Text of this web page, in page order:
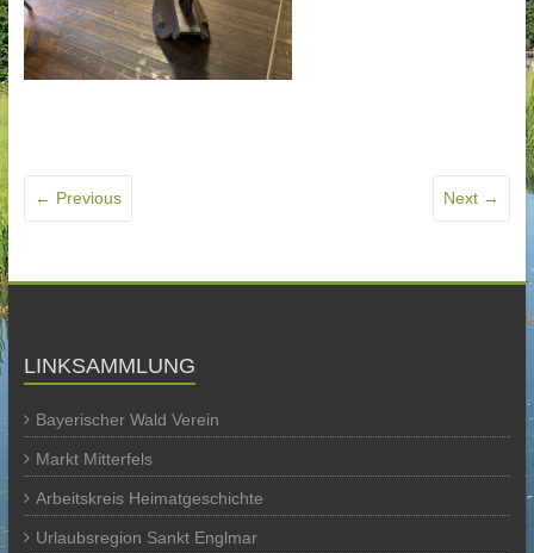
← Previous Next →
LINKSAMMLUNG
Bayerischer Wald Verein
Markt Mitterfels
Arbeitskreis Heimatgeschichte
Urlaubsregion Sankt Englmar